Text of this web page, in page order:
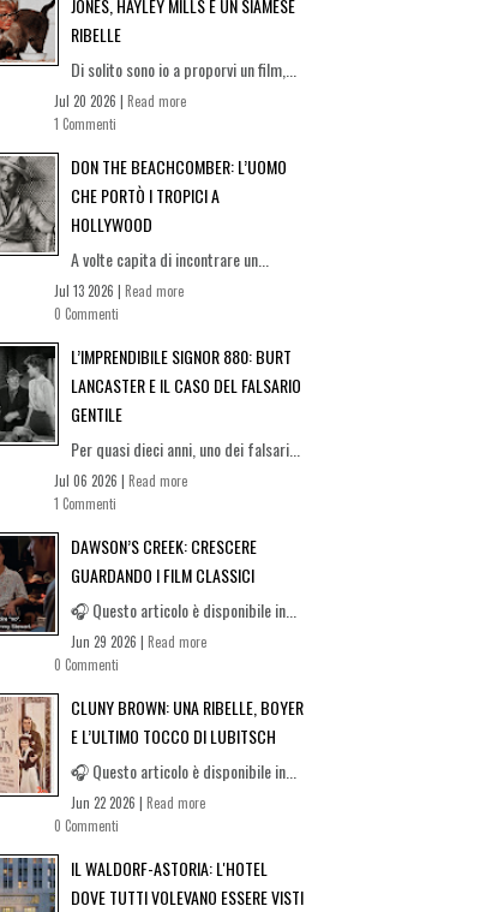
JONES, HAYLEY MILLS E UN SIAMESE
RIBELLE
Di solito sono io a proporvi un film,...
Jul 20 2026 | Read more
1 Commenti
DON THE BEACHCOMBER: L’UOMO
CHE PORTÒ I TROPICI A
HOLLYWOOD
A volte capita di incontrare un...
Jul 13 2026 | Read more
0 Commenti
L’IMPRENDIBILE SIGNOR 880: BURT
LANCASTER E IL CASO DEL FALSARIO
GENTILE
Per quasi dieci anni, uno dei falsari...
Jul 06 2026 | Read more
1 Commenti
DAWSON’S CREEK: CRESCERE
GUARDANDO I FILM CLASSICI
🎧 Questo articolo è disponibile in...
Jun 29 2026 | Read more
0 Commenti
CLUNY BROWN: UNA RIBELLE, BOYER
E L’ULTIMO TOCCO DI LUBITSCH
🎧 Questo articolo è disponibile in...
Jun 22 2026 | Read more
0 Commenti
IL WALDORF-ASTORIA: L'HOTEL
DOVE TUTTI VOLEVANO ESSERE VISTI